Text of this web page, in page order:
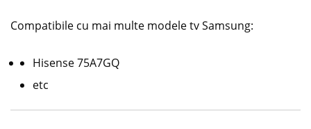
Compatibile cu mai multe modele tv Samsung:
Hisense 75A7GQ
etc